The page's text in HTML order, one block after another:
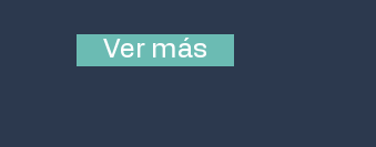
Ver más